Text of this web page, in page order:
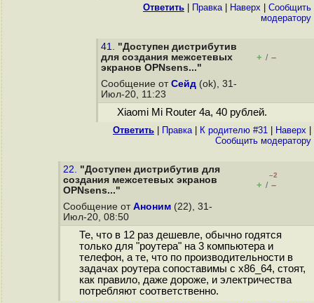
Ответить Правка| Наверх
Cообщить
модератору
41. "Доступен дистрибутив
для создания межсетевых
экранов OPNsens..."
+ / –
Сообщение от Сейд (ok), 31-
Июл-20, 11:23
Xiaomi Mi Router 4a, 40 рублей.
Ответить Правка| К родителю #31 Наверх
Cообщить модератору
22. "Доступен дистрибутив для
создания межсетевых экранов
OPNsens..."
–2
+ / –
Сообщение от Аноним (22), 31-
Июл-20, 08:50
Те, что в 12 раз дешевле, обычно годятся
только для "роутера" на 3 компьютера и
телефон, а те, что по производительности в
задачах роутера сопоставимы с x86_64, стоят,
как правило, даже дороже, и электричества
потребляют соответственно.